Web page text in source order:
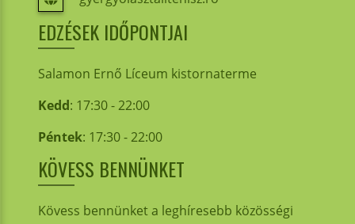
EDZÉSEK IDŐPONTJAI
Salamon Ernő Líceum kistornaterme
Kedd: 17:30 - 22:00
Péntek: 17:30 - 22:00
KÖVESS BENNÜNKET
Kövess bennünket a leghíresebb közösségi